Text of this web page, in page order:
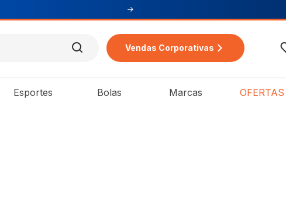
Vendas Corporativas
Esportes Bolas Marcas OFERTAS